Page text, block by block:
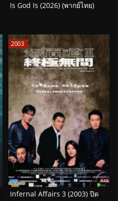
Is God Is (2026) (พากย์ไทย)
2003
Infernal Affairs 3 (2003) ปิด